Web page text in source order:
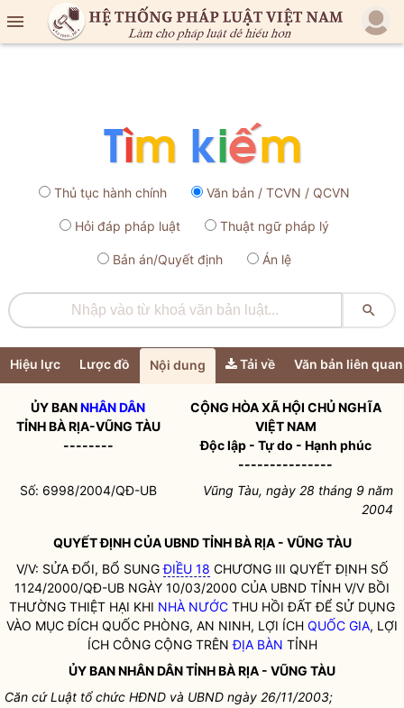

Thủ tục hành chính Văn bản / TCVN / QCVN
Hỏi đáp pháp luật Thuật ngữ pháp lý
Bản án/Quyết định Án lệ

Hiệu lực Lược đồ Nội dung Tải về Văn bản liên quan
ỦY BANNHÂN DÂN
TỈNH BÀ RỊA-VŨNG TÀU
--------
CỘNG HÒA XÃ HỘI CHỦ NGHĨA
VIỆT NAM
Độc lập - Tự do - Hạnh phúc
---------------
Số: 6998/2004/QĐ-UB
Vũng Tàu, ngày 28 tháng 9 năm
2004
QUYẾT ĐỊNH CỦA UBND TỈNH BÀ RỊA - VŨNG TÀU
V/V: SỬA ĐỔI, BỔ SUNGĐIỀU 18 CHƯƠNG III QUYẾT ĐỊNH SỐ
1124/2000/QĐ-UB NGÀY 10/03/2000 CỦA UBND TỈNH V/V BỒI
THƯỜNG THIỆT HẠI KHI NHÀ NƯỚC THU HỒI ĐẤT ĐỂ SỬ DỤNG
VÀO MỤC ĐÍCH QUỐC PHÒNG, AN NINH, LỢI ÍCH QUỐC GIA, LỢI
ÍCH CÔNG CỘNG TRÊNĐỊA BÀN TỈNH
ỦY BANNHÂN DÂNTỈNH BÀ RỊA - VŨNG TÀU
Căn cứ Luật tổ chức HĐND và UBND ngày 26/11/2003;